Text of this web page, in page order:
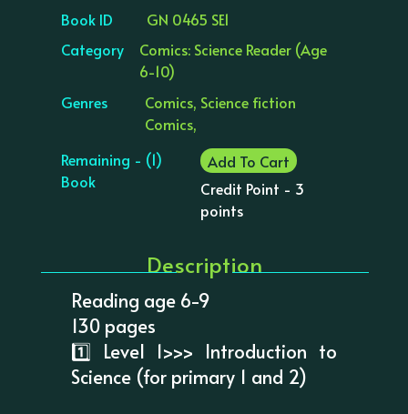
Book ID
GN 0465 SE1
Category
Comics: Science Reader (Age
6-10)
Genres
Comics, Science fiction
Comics,
Remaining - (1)
Book
Add To Cart
Credit Point - 3
points
Description
Reading age 6-9
130 pages
1️⃣ Level 1>>> Introduction to
Science (for primary 1 and 2)